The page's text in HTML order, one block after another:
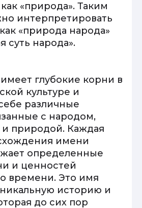
«природа». Таким
интерпретировать
«природа народа»
суть народа».
глубокие корни в
культуре и
различные
с народом,
природой. Каждая
имени
определенные
и ценностей
времени. Это имя
историю и
до сих пор